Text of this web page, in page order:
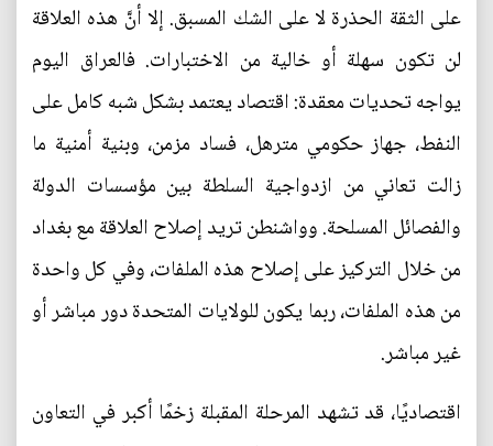
على الثقة الحذرة لا على الشك المسبق. إلا أنَّ هذه العلاقة
لن تكون سهلة أو خالية من الاختبارات. فالعراق اليوم
يواجه تحديات معقدة: اقتصاد يعتمد بشكل شبه كامل على
النفط، جهاز حكومي مترهل، فساد مزمن، وبنية أمنية ما
زالت تعاني من ازدواجية السلطة بين مؤسسات الدولة
والفصائل المسلحة. وواشنطن تريد إصلاح العلاقة مع بغداد
من خلال التركيز على إصلاح هذه الملفات، وفي كل واحدة
من هذه الملفات، ربما يكون للولايات المتحدة دور مباشر أو
غير مباشر.
اقتصاديًا، قد تشهد المرحلة المقبلة زخمًا أكبر في التعاون